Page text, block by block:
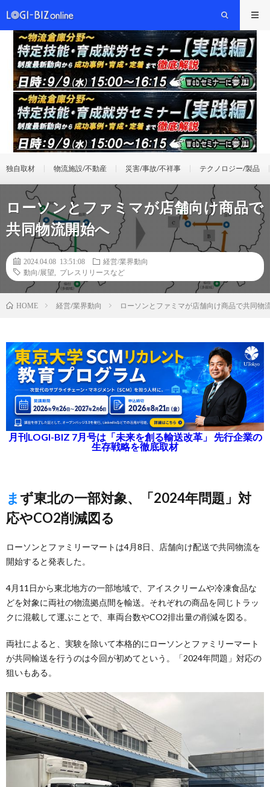
独自取材 物流施設/不動産 災害/事故/不祥事 テクノロジー/製品
ローソンとファミマが店舗向け商品で
共同物流開始へ
2024.04.08 13:51:08
経営/業界動向
動向/展望
プレスリリースなど
HOME 経営/業界動向 ローソンとファミマが店舗向け商品で共同物
月刊LOGI-BIZ 7月号は「未来を創る輸送改革」 先行企業の
生存戦略を徹底取材
まず東北の一部対象、「2024年問題」対
応やCO2削減図る
ローソンとファミリーマートは4月8日、店舗向け配送で共同物流を
開始すると発表した。
4月11日から東北地方の一部地域で、アイスクリームや冷凍食品な
どを対象に両社の物流拠点間を輸送。それぞれの商品を同じトラッ
クに混載して運ぶことで、車両台数やCO2排出量の削減を図る。
両社によると、実験を除いて本格的にローソンとファミリーマート
が共同輸送を行うのは今回が初めてという。「2024年問題」対応の
狙いもある。